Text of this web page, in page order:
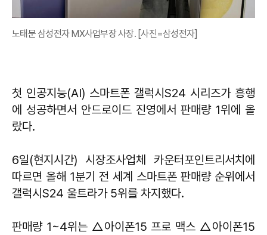
노태문 삼성전자 MX사업부장 사장. [사진=삼성전자]
첫 인공지능(AI) 스마트폰 갤럭시S24 시리즈가 흥행
에 성공하면서 안드로이드 진영에서 판매량 1위에 올
랐다.
6일(현지시간) 시장조사업체 카운터포인트리서치에
따르면 올해 1분기 전 세계 스마트폰 판매량 순위에서
갤럭시S24 울트라가 5위를 차지했다.
판매량 1~4위는 △아이폰15 프로 맥스 △아이폰15